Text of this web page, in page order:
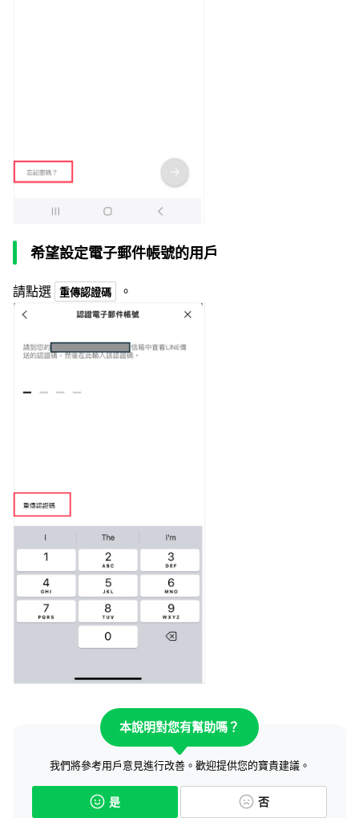
希望設定電子郵件帳號的用戶
請點選 重傳認證碼 。
本說明對您有幫助嗎？
我們將參考用戶意見進行改善。歡迎提供您的寶貴建議。
是 否